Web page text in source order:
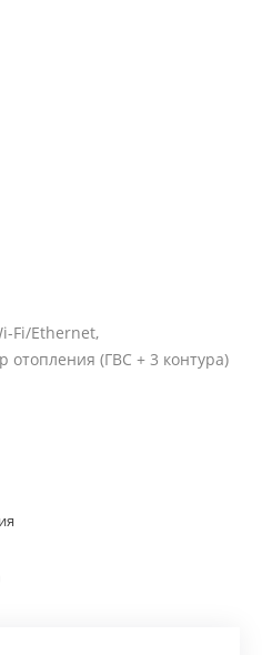
Fi/Ethernet,
отопления (ГВС + 3 контура)